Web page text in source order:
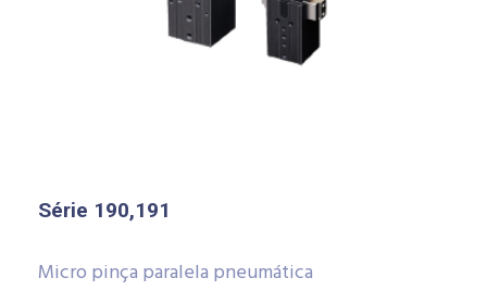
Série 190,191
Micro pinça paralela pneumática